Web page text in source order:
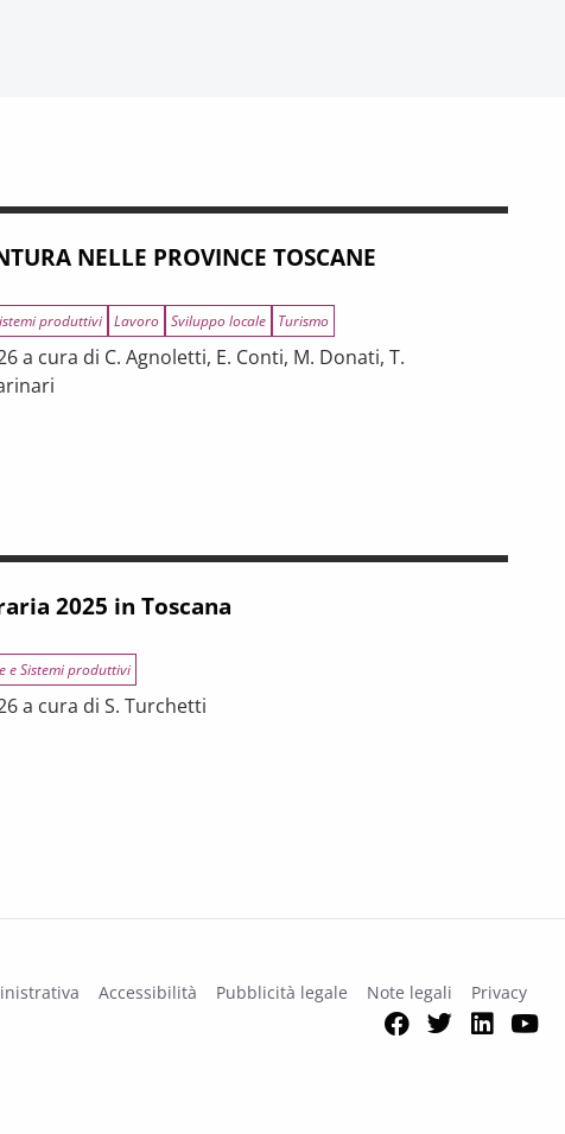
tra riforme, digitalizzazione e modelli organizzativi
NELLE PROVINCE TOSCANE
produttivi Lavoro Sviluppo locale Turismo
a cura di C. Agnoletti, E. Conti, M. Donati, T.
TOSCANE
2025 in Toscana
e Sistemi produttivi
a cura di S. Turchetti
Accessibilità Pubblicità legale Note legali Privacy
Facebook
Twitter